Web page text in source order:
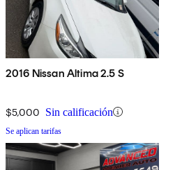
2016 Nissan Altima 2.5 S
$5,000 Sin calificación
Se aplican tarifas